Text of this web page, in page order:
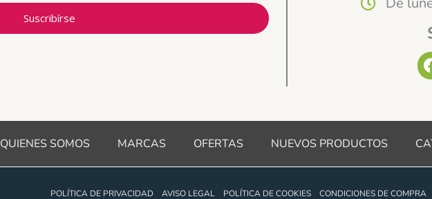
Suscribírse
QUIENES SOMOS MARCAS OFERTAS NUEVOS PRODUCTOS
POLÍTICA DE PRIVACIDAD AVISO LEGAL POLÍTICA DE COOKIES CONDICIONES DE COMPRA